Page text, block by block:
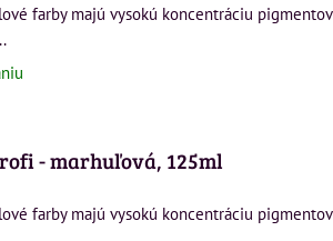
farby majú vysokú koncentráciu pigmentov
- marhuľová, 125ml
farby majú vysokú koncentráciu pigmentov